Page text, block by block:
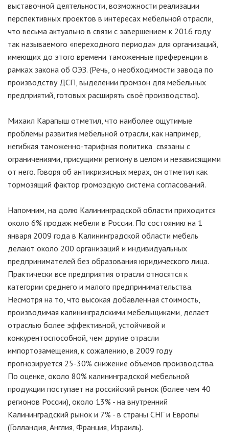
выставочной деятельности, возможности реализации
перспективных проектов в интересах мебельной отрасли,
что весьма актуально в связи с завершением к 2016 году
так называемого «переходного периода» для организаций,
имеющих до этого времени таможенные преференции в
рамках закона об ОЭЗ. (Речь, о необходимости завода по
производству ДСП, выделении промзон для мебельных
предприятий, готовых расширять своё производство).
Михаил Карапыш отметил, что наиболее ощутимые
проблемы развития мебельной отрасли, как например,
негибкая таможенно-тарифная политика связаны с
ограничениями, присущими региону в целом и независящими
от него. Говоря об антикризисных мерах, он отметил как
тормозящий фактор громоздкую система согласований.
Напомним, на долю Калининградской области приходится
около 6% продаж мебели в России. По состоянию на 1
января 2009 года в Калининградской области мебель
делают около 200 организаций и индивидуальных
предпринимателей без образования юридического лица.
Практически все предприятия отрасли относятся к
категории среднего и малого предпринимательства.
Несмотря на то, что высокая добавленная стоимость,
производимая калининградскими мебельщиками, делает
отраслью более эффективной, устойчивой и
конкурентоспособной, чем другие отрасли
импортозамещения, к сожалению, в 2009 году
прогнозируется 25-30% снижение объемов производства.
По оценке, около 80% калининградской мебельной
продукции поступает на российский рынок (более чем 40
регионов России), около 13% - на внутренний
Калининградский рынок и 7% - в страны СНГ и Европы
(Голландия, Англия, Франция, Израиль).